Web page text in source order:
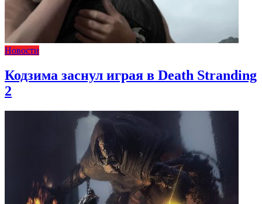
Новости
Кодзима заснул играя в Death Stranding
2